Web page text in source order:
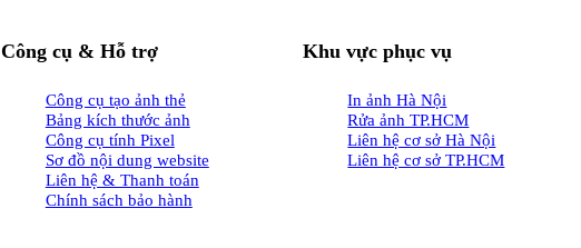
Công cụ & Hỗ trợ
Công cụ tạo ảnh thẻ
Bảng kích thước ảnh
Công cụ tính Pixel
Sơ đồ nội dung website
Liên hệ & Thanh toán
Chính sách bảo hành
Khu vực phục vụ
In ảnh Hà Nội
Rửa ảnh TP.HCM
Liên hệ cơ sở Hà Nội
Liên hệ cơ sở TP.HCM